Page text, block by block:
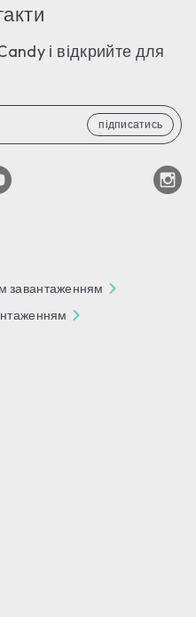
і відкрийте для
підписатись
завантаженням